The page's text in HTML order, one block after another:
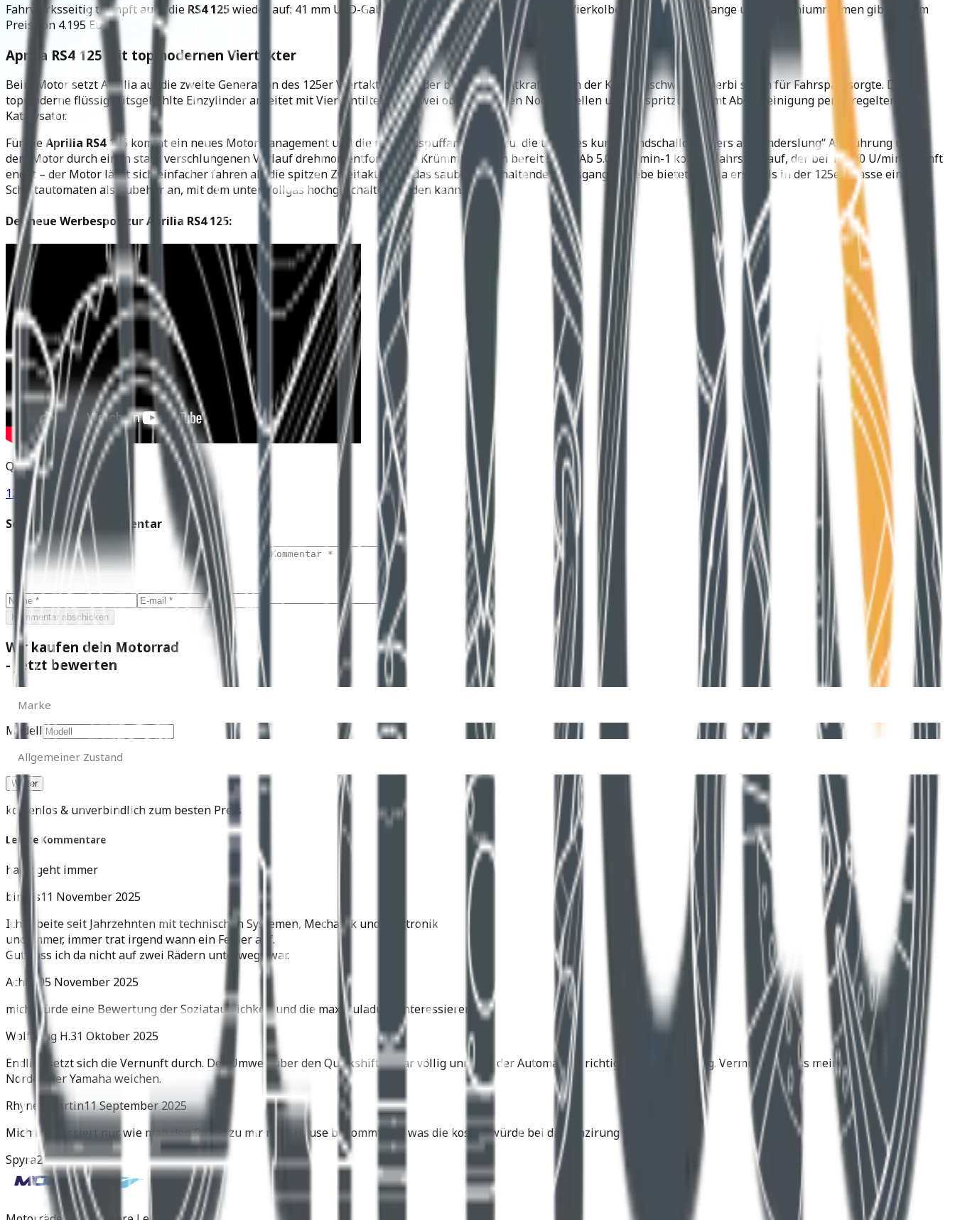
Fahrwerksseitig trumpft auch die RS4 125wieder auf: 41 mm USD-Gabel, 300 mm Bremsscheibe vorn mit Vierkolben-Radial-Bremszange und Aluminiumrahmen gibt es zum
Preis von 4.195 Euro.
Aprilia RS4 125 mit topmodernen Viertakter
Beim Motor setzt Aprilia auf die zweite Generation des 125er Viertaktmotors, der bei den Leichtkrafträdern der Konzernschwester Derbi schon für Fahrspaß sorgte. Der
topmoderne flüssigkeitsgekühlte Einzylinder arbeitet mit Vierventiltechnik, zwei obenliegenden Nockenwellen und Einspritzung samt Abgasreinigung per geregeltem
Katalysator.
Für dieAprilia RS4125 kommt ein neues Motormanagement und die neue Auspuffanlage hinzu, die trotz des kurzen Endschalldämpfers als „underslung“ Ausführung unter
dem Motor durch einen stark verschlungenen Verlauf drehmomentfördernde Krümmerlängen bereit stellt. Ab 5.000 U/min-1 kommt Fahrspaß auf, der bei 11.500 U/min-1 sanft
endet – der Motor lässt sich einfacher fahren als die spitzen Zweitakter. Für das sauber zu schaltende Sechsganggetriebe bietet Aprilia erstmals in der 125er Klasse einen
Schaltautomaten als Zubehör an, mit dem unter Vollgas hochgeschaltet werden kann.
Der neue Werbespot zur Aprilia RS4 125:
Quelle & Bild: Aprilia
125er ApriliaVideo
Schreibe einen Kommentar
Kommentar abschicken
Wir kaufen dein Motorrad
- Jetzt bewerten
Marke
Modell
Zustand
Allgemeiner Zustand
kostenlos & unverbindlich zum besten Preis
Letzte Kommentare
harly geht immer
birnes11 November 2025
Ich arbeite seit Jahrzehnten mit technischen Systemen, Mechanik und Elektronik
und immer, immer trat irgend wann ein Fehler auf.
Gut dass ich da nicht auf zwei Rädern unterwegs war.
Achim05 November 2025
mich würde eine Bewertung der Soziatauglichkeit und die max. Zuladung interessieren.
Wolfgang H.31 Oktober 2025
Endlich setzt sich die Vernunft durch. Der Umweg über den Quickshifter war völlig unnötig, der Automat die richtige Zukunftslösung. Vermutlich muss meine Husqvarna
Norden der Yamaha weichen.
Rhyner Martin11 September 2025
Mich interessiert nur wie man den Roller zu mir nach Hause bekommt und was die kosten würde bei dir Fünzirung sind .
Spyra22 Juli 2025